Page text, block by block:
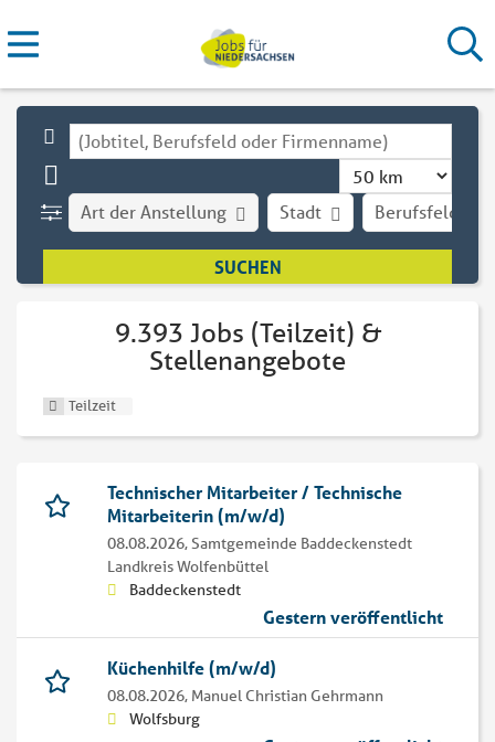
Stadt
Art der Anstellung Berufsfeld
9.393 Jobs (Teilzeit) &
Stellenangebote
Teilzeit
Technischer Mitarbeiter / Technische
Mitarbeiterin (m/w/d)
08.08.2026,Samtgemeinde Baddeckenstedt
Landkreis Wolfenbüttel
Baddeckenstedt
Gestern veröffentlicht
Küchenhilfe (m/w/d)
08.08.2026, Manuel Christian Gehrmann
Wolfsburg